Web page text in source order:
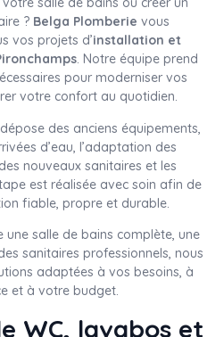
? Belga Plomberie vous
vos projets d’installation et
. Notre équipe prend
pour moderniser vos
votre confort au quotidien.
des anciens équipements,
d’eau, l’adaptation des
nouveaux sanitaires et les
est réalisée avec soin afin de
fiable, propre et durable.
une salle de bains complète, une
sanitaires professionnels, nous
adaptées à vos besoins, à
et à votre budget.
WC, lavabos et